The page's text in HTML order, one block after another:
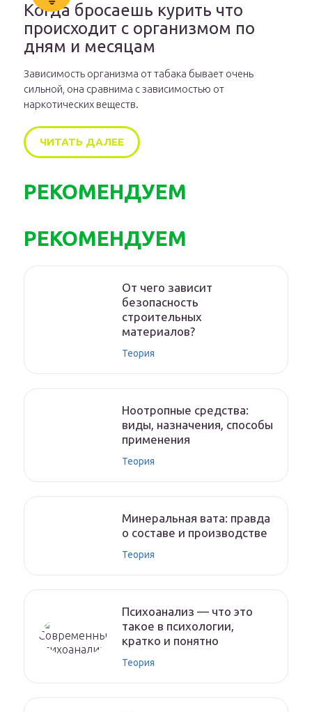
Когда бросаешь курить что
происходит с организмом по
дням и месяцам
Зависимость организма от табака бывает очень
сильной, она сравнима с зависимостью от
наркотических веществ.
ЧИТАТЬ ДАЛЕЕ
РЕКОМЕНДУЕМ
РЕКОМЕНДУЕМ
От чего зависит
безопасность
строительных
материалов?
Теория
Ноотропные средства:
виды, назначения, способы
применения
Теория
Минеральная вата: правда
о составе и производстве
Теория
Психоанализ — что это
такое в психологии,
кратко и понятно
Теория